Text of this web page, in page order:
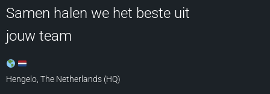
Samen halen we het beste uit
jouw team
Hengelo, The Netherlands (HQ)